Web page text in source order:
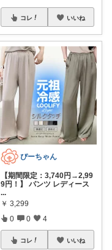
コレ いいね
ぴーちゃん
【期間限定：3,740円→2,99
9円！】 パンツ レディース
...
￥ 3,299
0 0 4
コレ いいね